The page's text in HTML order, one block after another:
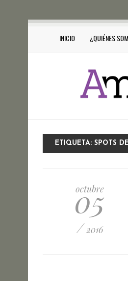
INICIO ¿QUIÉNES
ETIQUETA: SPOTS
octubre
05
/ 2016